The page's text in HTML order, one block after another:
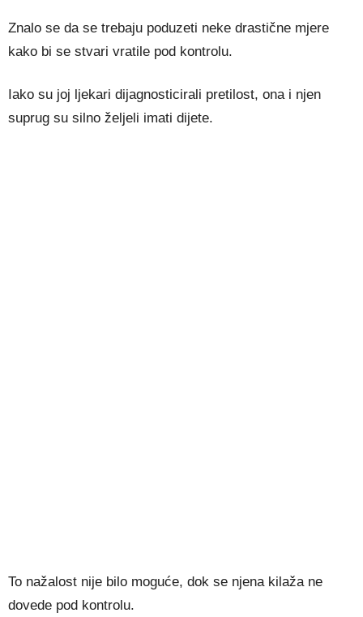
Znalo se da se trebaju poduzeti neke drastične mjere
kako bi se stvari vratile pod kontrolu.
Iako su joj ljekari dijagnosticirali pretilost, ona i njen
suprug su silno željeli imati dijete.
To nažalost nije bilo moguće, dok se njena kilaža ne
dovede pod kontrolu.